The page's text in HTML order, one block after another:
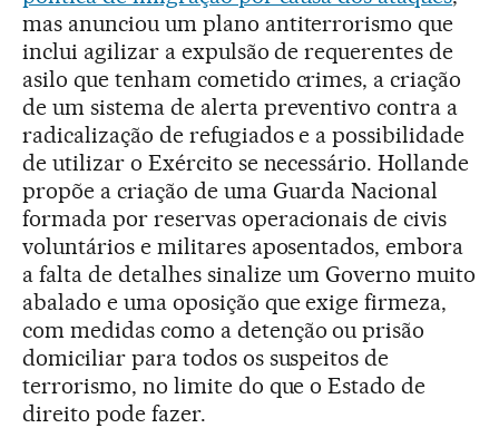
mas anunciou um plano antiterrorismo que
inclui agilizar a expulsão de requerentes de
asilo que tenham cometido crimes, a criação
de um sistema de alerta preventivo contra a
radicalização de refugiados e a possibilidade
de utilizar o Exército se necessário. Hollande
propõe a criação de uma Guarda Nacional
formada por reservas operacionais de civis
voluntários e militares aposentados, embora
a falta de detalhes sinalize um Governo muito
abalado e uma oposição que exige firmeza,
com medidas como a detenção ou prisão
domiciliar para todos os suspeitos de
terrorismo, no limite do que o Estado de
direito pode fazer.